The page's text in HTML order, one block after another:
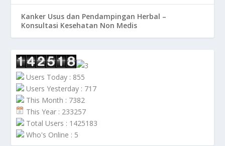
Kanker Usus dan Pendampingan Herbal –
Konsultasi Kesehatan Non Medis
Users Today : 855
Users Yesterday : 717
This Month : 7382
This Year : 233257
Total Users : 1425183
Who's Online : 5